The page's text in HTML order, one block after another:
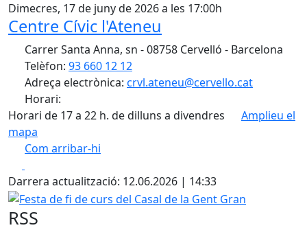
Dimecres, 17 de juny de 2026 a les 17:00h
Centre Cívic l'Ateneu
Carrer Santa Anna, sn - 08758 Cervelló - Barcelona
Telèfon: 93 660 12 12
Adreça electrònica: crvl.ateneu@cervello.cat
Horari:
Horari de 17 a 22 h. de dilluns a divendres
Amplieu el
mapa
Com arribar-hi
+
−
Darrera actualització: 12.06.2026 | 14:33
Festa de fi de curs del Casal de la Gent Gran
RSS